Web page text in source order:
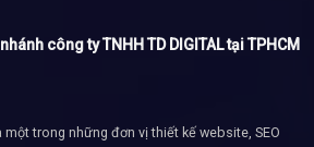
công ty TNHH TD DIGITAL tại TPHCM
trong những đơn vị thiết kế website, SEO